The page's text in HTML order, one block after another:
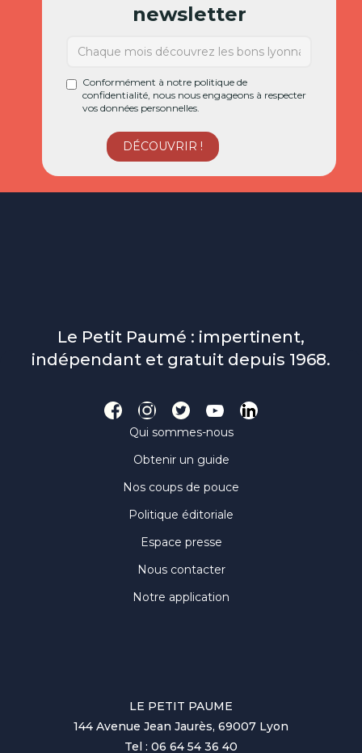
newsletter
Conformément à notre politique de
confidentialité, nous nous engageons à respecter
vos données personnelles.
Le Petit Paumé : impertinent,
indépendant et gratuit depuis 1968.
Qui sommes-nous
Obtenir un guide
Nos coups de pouce
Politique éditoriale
Espace presse
Nous contacter
Notre application
LE PETIT PAUME
144 Avenue Jean Jaurès, 69007 Lyon
Tel : 06 64 54 36 40